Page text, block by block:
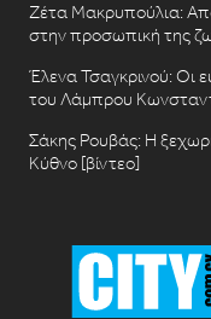
Ζέτα Μακρυπούλια:
στην προσωπική της
Έλενα Τσαγκρινού: Οι
του Λάμπρου
Σάκης Ρουβάς: Η
Κύθνο [βίντεο]